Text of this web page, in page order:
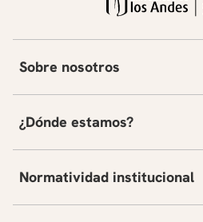
Sobre nosotros
¿Dónde estamos?
Normatividad institucional